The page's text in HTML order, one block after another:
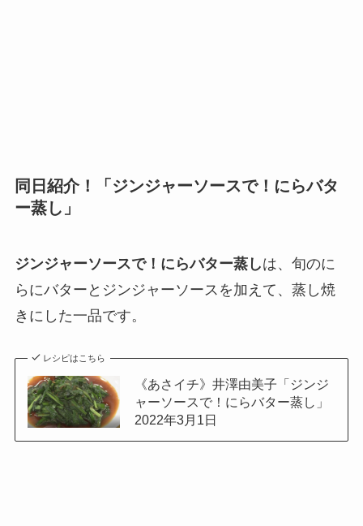
同日紹介！「ジンジャーソースで！にらバタ
ー蒸し」
ジンジャーソースで！にらバター蒸しは、旬のに
らにバターとジンジャーソースを加えて、蒸し焼
きにした一品です。
レシピはこちら
《あさイチ》井澤由美子「ジンジ
ャーソースで！にらバター蒸し」
2022年3月1日